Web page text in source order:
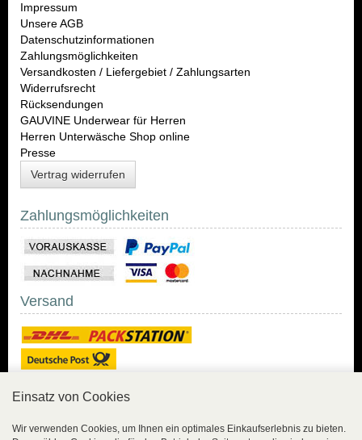
Impressum
Unsere AGB
Datenschutzinformationen
Zahlungsmöglichkeiten
Versandkosten / Liefergebiet / Zahlungsarten
Widerrufsrecht
Rücksendungen
GAUVINE Underwear für Herren
Herren Unterwäsche Shop online
Presse
Vertrag widerrufen
Zahlungsmöglichkeiten
Versand
Einsatz von Cookies
Wir verwenden Cookies, um Ihnen ein optimales Einkaufserlebnis zu bieten.